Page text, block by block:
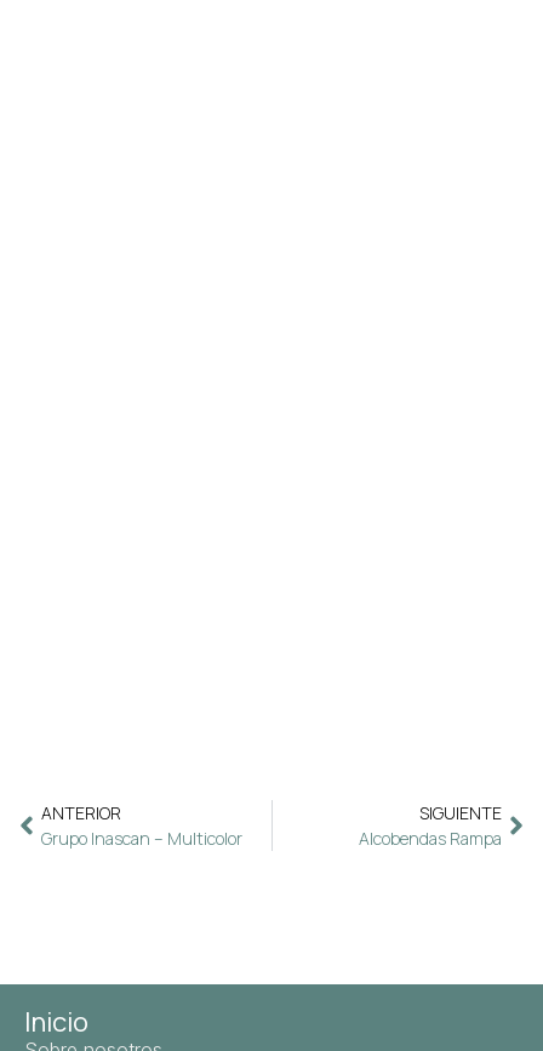
ANTERIOR
Grupo Inascan – Multicolor
SIGUIENTE
Alcobendas Rampa
Inicio